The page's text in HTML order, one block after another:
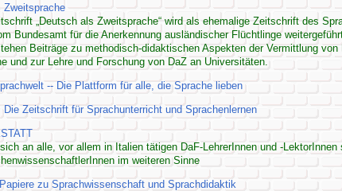
Zweitsprache
„Deutsch als Zweitsprache“ wird als ehemalige Zeitschrift des
Bundesamt für die Anerkennung ausländischer Flüchtlinge
Beiträge zu methodisch-didaktischen Aspekten der Vermittlung von
und zur Lehre und Forschung von DaZ an Universitäten.
-- Die Plattform für alle, die Sprache lieben
Zeitschrift für Sprachunterricht und Sprachenlernen
an alle, vor allem in Italien tätigen DaF-LehrerInnen und -LektorInnen
im weiteren Sinne
zu Sprachwissenschaft und Sprachdidaktik